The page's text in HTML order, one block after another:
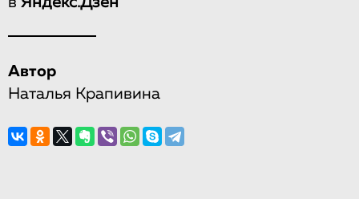
Автор
Наталья Крапивина